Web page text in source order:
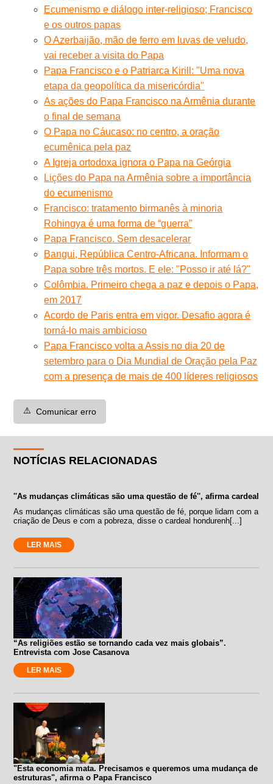
Ecumenismo e diálogo inter-religioso; Francisco
e os outros papas
O Azerbaijão, mão de ferro em luvas de veludo,
vai receber a visita do Papa
Papa Francisco e o Patriarca Kirill: "Uma nova
etapa da geopolítica da misericórdia"
As ações do Papa Francisco na Armênia durante
o final de semana
O Papa no Cáucaso: no centro, a oração
ecumênica pela paz
A Igreja ortodoxa ignora o Papa na Geórgia
Lições do Papa na Armênia sobre a importância
do ecumenismo
Francisco: tratamento birmanês à minoria
Rohingya é uma forma de “guerra”
Papa Francisco. Sem desacelerar
Bangui, República Centro-Africana. Informam o
Papa sobre três mortos. E ele: "Posso ir até lá?"
Colômbia. Primeiro chega a paz e depois o Papa,
em 2017
Acordo de Paris entra em vigor. Desafio agora é
torná-lo mais ambicioso
Papa Francisco volta a Assis no dia 20 de
setembro para o Dia Mundial de Oração pela Paz
com a presença de mais de 400 líderes religiosos
⚠️ Comunicar erro
NOTÍCIAS RELACIONADAS
''As mudanças climáticas são uma questão de fé'', afirma cardeal
As mudanças climáticas são uma questão de fé, porque lidam com a
criação de Deus e com a pobreza, disse o cardeal hondurenh[...]
LER MAIS
“As religiões estão se tornando cada vez mais globais”.
Entrevista com Jose Casanova
LER MAIS
"Esta economia mata. Precisamos e queremos uma mudança de
estruturas", afirma o Papa Francisco